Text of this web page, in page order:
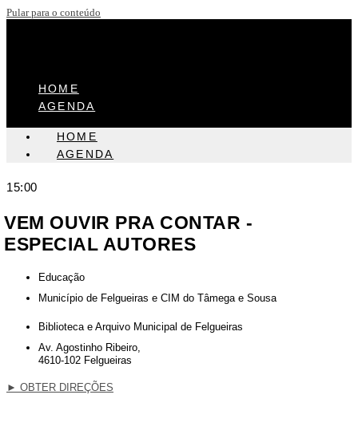
Pular para o conteúdo
HOME
AGENDA
HOME
AGENDA
15:00
VEM OUVIR PRA CONTAR -
ESPECIAL AUTORES
Educação
Município de Felgueiras e CIM do Tâmega e Sousa
Biblioteca e Arquivo Municipal de Felgueiras
Av. Agostinho Ribeiro,
4610-102 Felgueiras
► OBTER DIREÇÕES